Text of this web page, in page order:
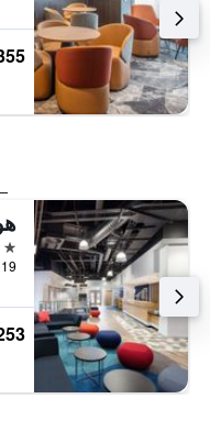
355
3 نجوم
253